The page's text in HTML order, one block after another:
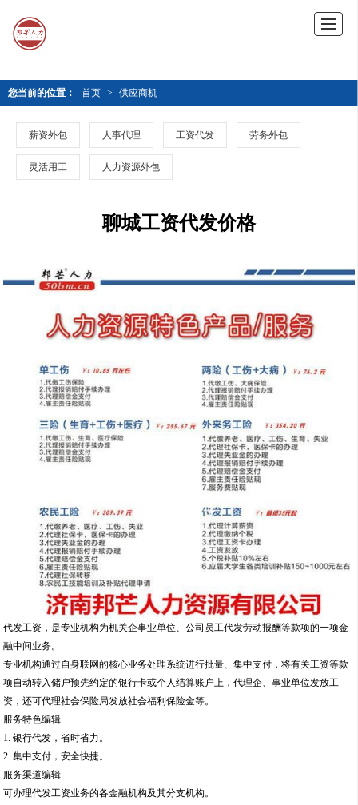
您当前的位置： 首页 > 供应商机
薪资外包 人事代理 工资代发 劳务外包
灵活用工 人力资源外包
聊城工资代发价格
代发工资，是专业机构为机关企事业单位、公司员工代发劳动报酬等款项的一项金
融中间业务。
专业机构通过自身联网的核心业务处理系统进行批量、集中支付，将有关工资等款
项自动转入储户预先约定的银行卡或个人结算账户上，代理企、事业单位发放工
资，还可代理社会保险局发放社会福利保险金等。
服务特色编辑
1. 银行代发，省时省力。
2. 集中支付，安全快捷。
服务渠道编辑
可办理代发工资业务的各金融机构及其分支机构。